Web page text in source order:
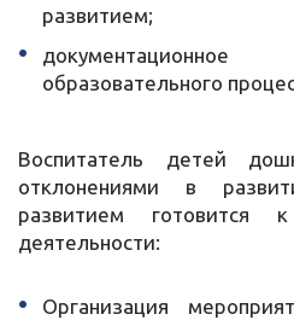
развитием;
образовательного
Воспитатель детей
отклонениями в
развитием готовится
деятельности:
Организация